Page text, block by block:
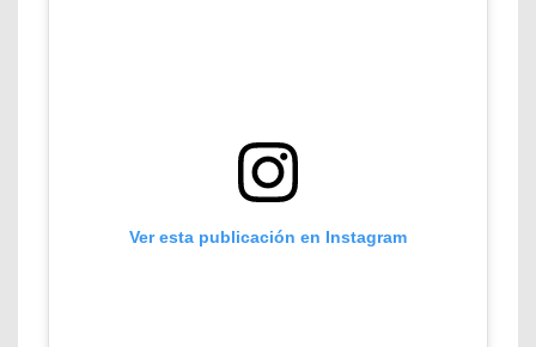
Ver esta publicación en Instagram